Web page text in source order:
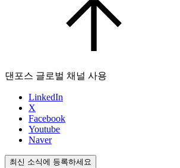
댄포스 글로벌 채널 사용
LinkedIn
X
Facebook
Youtube
Naver
최신 소식에 등록하세요